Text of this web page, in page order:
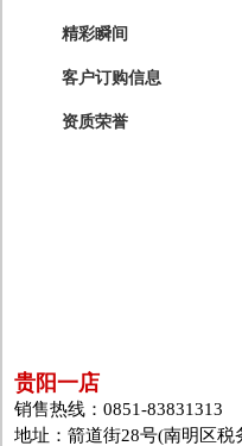
精彩瞬间
客户订购信息
资质荣誉
贵阳一店
销售热线：0851-83831313
地址：箭道街28号(南明区税